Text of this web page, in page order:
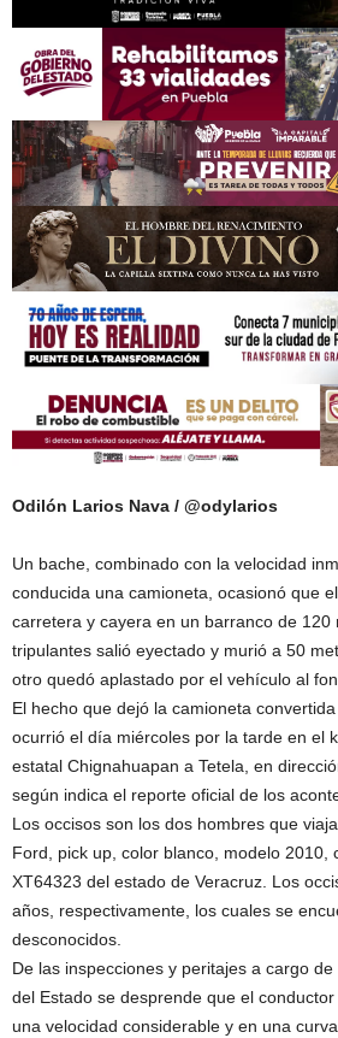
Odilón Larios Nava / @odylarios
Un bache, combinado con la velocidad
conducida una camioneta, ocasionó que
carretera y cayera en un barranco de 120
tripulantes salió eyectado y murió a 50
otro quedó aplastado por el vehículo al
El hecho que dejó la camioneta
ocurrió el día miércoles por la tarde en el
estatal Chignahuapan a Tetela, en
según indica el reporte oficial de los
Los occisos son los dos hombres que
Ford, pick up, color blanco, modelo 2010,
XT64323 del estado de Veracruz. Los
años, respectivamente, los cuales se
desconocidos.
De las inspecciones y peritajes a cargo
del Estado se desprende que el
una velocidad considerable y en una